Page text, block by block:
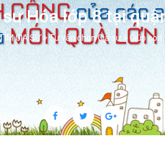
Hóa lớp 8 tại
GIA SƯ Tư vấn chọn Gia sư Giúp con